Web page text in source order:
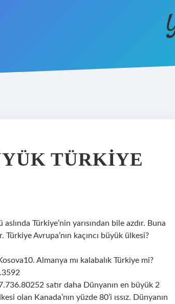
TÜRKIYE
Türkiye’nin yarısından bile azdır. Buna
Avrupa’nın kaçıncı büyük ülkesi?
Almanya mı kalabalık Türkiye mi?
satır daha Dünyanın en büyük 2
olan Kanada’nın yüzde 80’i ıssız. Dünyanın